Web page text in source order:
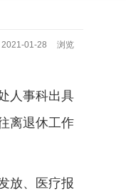
01-28
浏览
人事科出具
离退休工作
放、医疗报